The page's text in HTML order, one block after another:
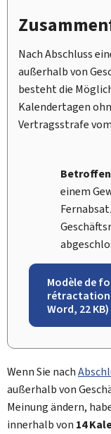
Nach Abschluss
außerhalb von
besteht die
Kalendertagen
Vertragsstrafe
einem
Modèle de
rétractation
Word, 22 KB)
Wenn Sie nach
außerhalb von
Meinung ändern,
innerhalb von 14